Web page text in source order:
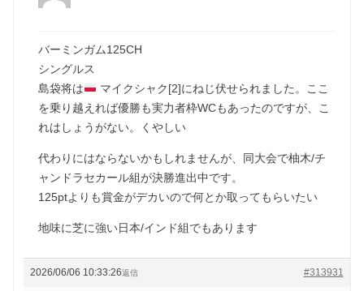
バーミンガム125CH
シングルス
島袋将は
マイクシャク[2]にねじ伏せられました。ここ
を乗り越えれば優勝も実力者枠WCもあったのですが、こ
れはしょうがない。くやしい
代わりにはならないかもしれませんが、同大会で柚木/チ
ャンドラセカール組が決勝進出中です。
125ptよりも賞金がデカいので何とか取ってもらいたい
地味に芝に強い日本/インド組でもあります
2026/06/06 10:33:26 #313931
返信